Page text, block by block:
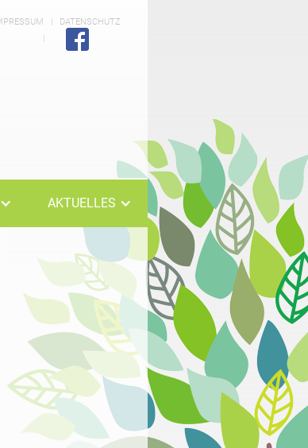
| DATENSCHUTZ
AKTUELLES